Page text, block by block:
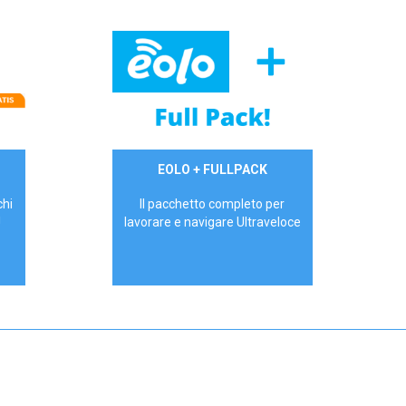
34,90 €/meseEOLO + FULLPACK
Il pacchetto completo per
lavorare e navigare Ultraveloce